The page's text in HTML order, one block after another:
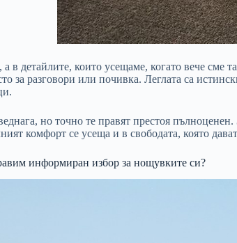
в детайлите, които усещаме, когато вече сме
за разговори или почивка. Леглата са
но точно те правят престоя
комфорт се усеща и в свободата, която
информиран избор за нощувките си?